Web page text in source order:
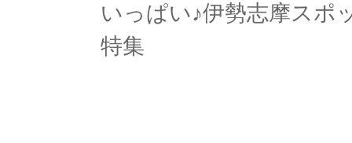
いっぱい♪伊勢志摩スポ
特集